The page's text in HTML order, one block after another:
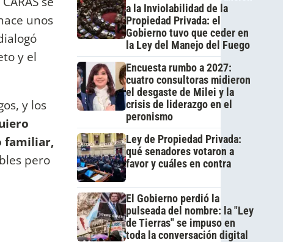
unos
y el
y los
familiar,
pero
a la Inviolabilidad de la
Propiedad Privada: el
Gobierno tuvo que ceder en
la Ley del Manejo del Fuego
Encuesta rumbo a 2027:
cuatro consultoras midieron
el desgaste de Milei y la
crisis de liderazgo en el
peronismo
Ley de Propiedad Privada:
qué senadores votaron a
favor y cuáles en contra
El Gobierno perdió la
pulseada del nombre: la "Ley
de Tierras" se impuso en
toda la conversación digital